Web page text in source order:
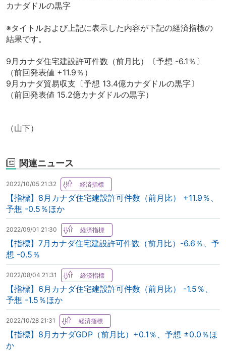
カナダドルの黒字
※タイトルおよび上記に表示した内容が下記の経済指標の
結果です。
9月カナダ住宅建設許可件数（前月比）〔予想 -6.1％〕
（前回発表値 +11.9％）
9月カナダ貿易収支〔予想 13.4億カナダドルの黒字〕
（前回発表値 15.2億カナダドルの黒字）
（山下）
関連ニュース
2022/10/05 21:32
【指標】8月カナダ住宅建設許可件数（前月比） +11.9％、
予想 -0.5％ほか
2022/09/01 21:30
【指標】7月カナダ住宅建設許可件数（前月比）-6.6％、予
想 -0.5％
2022/08/04 21:31
【指標】6月カナダ住宅建設許可件数（前月比） -1.5％、
予想 -1.5％ほか
2022/10/28 21:31
【指標】8月カナダGDP（前月比）+0.1％、予想 ±0.0％ほ
か